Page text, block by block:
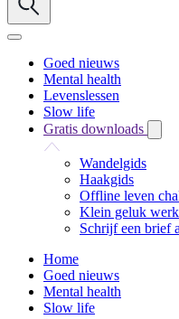
Goed nieuws
Mental health
Levenslessen
Slow life
Gratis downloads
Wandelgids
Haakgids
Offline leven
Klein geluk
Schrijf een brief
Home
Goed nieuws
Mental health
Slow life